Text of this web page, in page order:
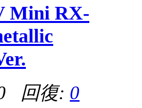
Mini RX-
回復: 0